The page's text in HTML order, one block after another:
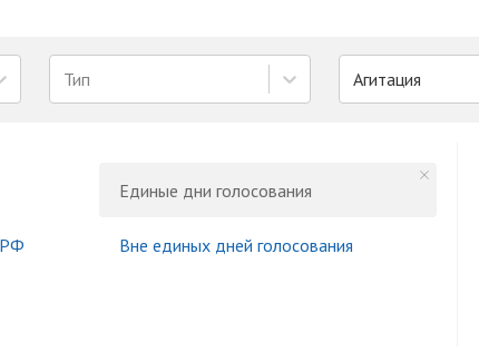
Тип Агитация
РФ
Единые дни голосования
Вне единых дней голосования